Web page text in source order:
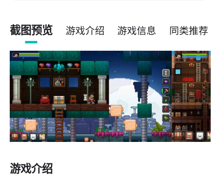
截图预览 游戏介绍 游戏信息 同类推荐
游戏介绍